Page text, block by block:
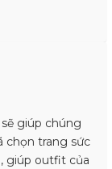
giúp chúng
chọn trang sức
giúp outfit của